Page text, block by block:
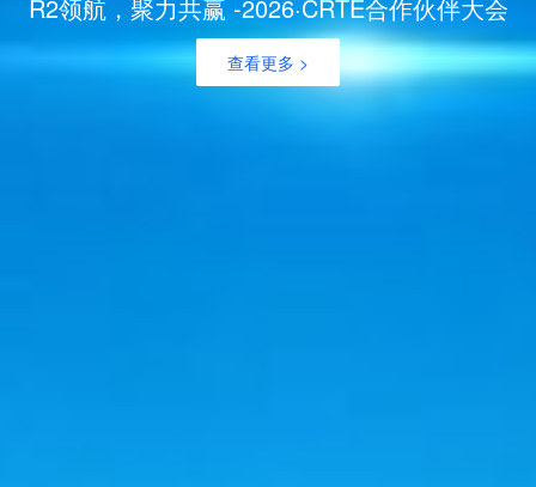
R2领航，聚力共赢 -2026·CRTE合作伙伴大会
查看更多 >